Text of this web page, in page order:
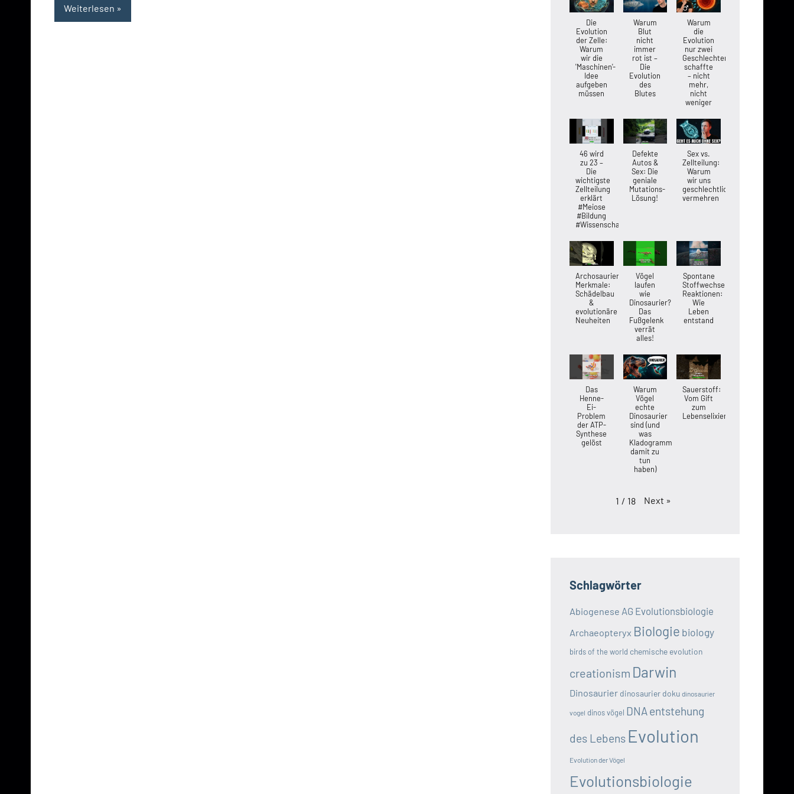
Weiterlesen
Die
Evolution
der Zelle:
Warum
wir die
'Maschinen'-
Idee
aufgeben
müssen
Warum
Blut
nicht
immer
rot ist –
Die
Evolution
des
Blutes
Warum
die
Evolution
nur zwei
Geschlechter
schaffte
– nicht
mehr,
nicht
weniger
46 wird
zu 23 –
Die
wichtigste
Zellteilung
erklärt
#Meiose
#Bildung
#Wissenschaft
Defekte
Autos &
Sex: Die
geniale
Mutations-
Lösung!
Sex vs.
Zellteilung:
Warum
wir uns
geschlechtlich
vermehren
Archosaurier-
Merkmale:
Schädelbau
&
evolutionäre
Neuheiten
Vögel
laufen
wie
Dinosaurier?
Das
Fußgelenk
verrät
alles!
Spontane
Stoffwechsel-
Reaktionen:
Wie
Leben
entstand
Das
Henne-
Ei-
Problem
der ATP-
Synthese
gelöst
Warum
Vögel
echte
Dinosaurier
sind (und
was
Kladogramme
damit zu
tun
haben)
Sauerstoff:
Vom Gift
zum
Lebenselixier
1 / 18 Next »
Schlagwörter
Abiogenese AG Evolutionsbiologie
Archaeopteryx Biologie biology
birds of the world chemische evolution
creationism Darwin
Dinosaurier dinosaurier doku dinosaurier
vogel dinos vögel DNAentstehung
des Lebens Evolution
Evolution der Vögel
Evolutionsbiologie